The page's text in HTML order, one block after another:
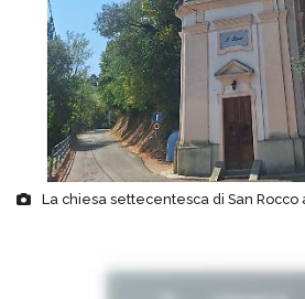
La chiesa settecentesca di San Rocco